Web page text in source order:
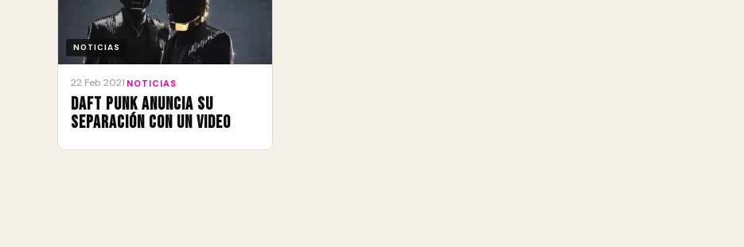
NOTICIAS
22 Feb 2021 NOTICIAS
Daft Punk anuncia su
separación con un video